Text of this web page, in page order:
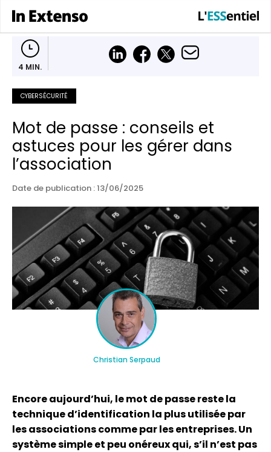
4 MIN.
CYBERSÉCURITÉ
Mot de passe : conseils et
astuces pour les gérer dans
l’association
Date de publication : 13/06/2025
Christian Serpaud
Encore aujourd’hui, le mot de passe reste la
technique d’identification la plus utilisée par
les associations comme par les entreprises. Un
système simple et peu onéreux qui, s’il n’est pas